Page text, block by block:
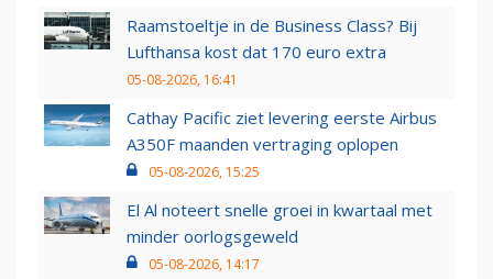
Raamstoeltje in de Business Class? Bij
Lufthansa kost dat 170 euro extra
05-08-2026, 16:41
Cathay Pacific ziet levering eerste Airbus
A350F maanden vertraging oplopen
05-08-2026, 15:25
El Al noteert snelle groei in kwartaal met
minder oorlogsgeweld
05-08-2026, 14:17